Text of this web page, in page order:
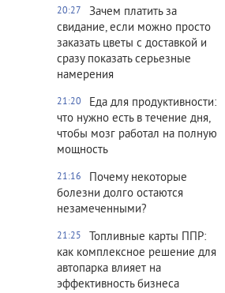
20:27
Зачем платить за
свидание, если можно просто
заказать цветы с доставкой и
сразу показать серьезные
намерения
21:20
Еда для продуктивности:
что нужно есть в течение дня,
чтобы мозг работал на полную
мощность
21:16
Почему некоторые
болезни долго остаются
незамеченными?
21:25
Топливные карты ППР:
как комплексное решение для
автопарка влияет на
эффективность бизнеса